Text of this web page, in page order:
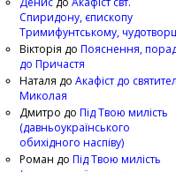
Спиридону, єпископу
Тримифунтському,
Вікторія до Пояснення,
до Причастя
Наталя до Акафіст до
Миколая
Дмитро до Під Твою милість
(давньоукраїнського
обихідного наспіву)
Роман до Під Твою милість